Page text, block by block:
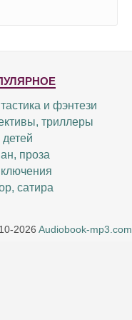
и фэнтези
триллеры
проза
сатира
2026 Audiobook-mp3.com